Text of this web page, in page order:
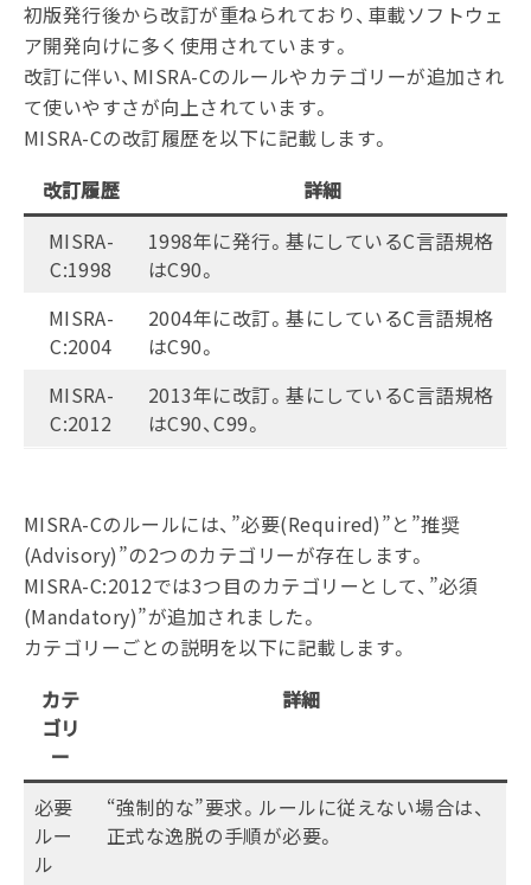
初版発行後から改訂が重ねられており、車載ソフトウェ
ア開発向けに多く使用されています。
改訂に伴い、MISRA-Cのルールやカテゴリーが追加され
て使いやすさが向上されています。
MISRA-Cの改訂履歴を以下に記載します。
改訂履歴
詳細
MISRA-
C:1998
1998年に発行。基にしているC言語規格
はC90。
MISRA-
C:2004
2004年に改訂。基にしているC言語規格
はC90。
MISRA-
C:2012
2013年に改訂。基にしているC言語規格
はC90、C99。
MISRA-Cのルールには、”必要(Required)”と”推奨
(Advisory)”の2つのカテゴリーが存在します。
MISRA-C:2012では3つ目のカテゴリーとして、”必須
(Mandatory)”が追加されました。
カテゴリーごとの説明を以下に記載します。
カテ
ゴリ
ー
詳細
必要
ルー
ル
“強制的な”要求。ルールに従えない場合は、
正式な逸脱の手順が必要。